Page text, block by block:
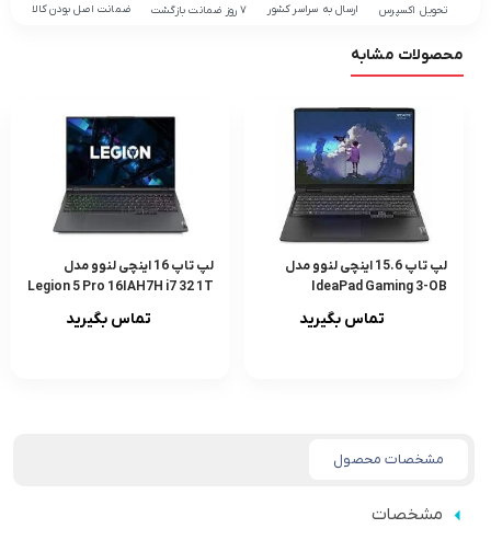
تحویل اکسپرس ارسال به سراسر کشور ۷ روز ضمانت بازگشت ضمانت اصل بودن کالا
محصولات مشابه
لپ تاپ 15.6 اینچی لنوو مدل
IdeaPad Gaming 3-OB
تماس بگیرید
لپ تاپ 16 اینچی لنوو مدل
Legion 5 Pro 16IAH7H i7 32 1T
تماس بگیرید
مشخصات محصول
مشخصات